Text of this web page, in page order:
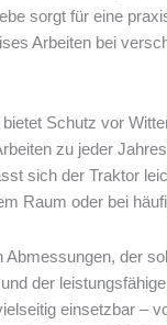
sorgt für eine
Arbeiten bei
Schutz vor
zu jeder
sich der Traktor
Raum oder bei
Abmessungen, der
der
einsetzbar –